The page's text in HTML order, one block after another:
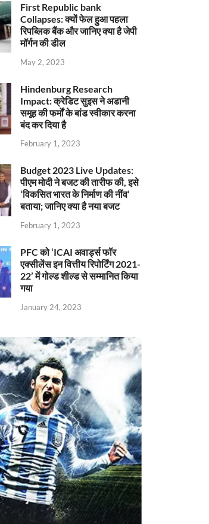
First Republic bank
Collapses: क्यों फेल हुआ पहला
रिपब्लिक बैंक और जानिए क्या है जेपी
मॉर्गन की डील
May 2, 2023
Hindenburg Research
Impact: क्रेडिट सुइस ने अडानी
समूह की फर्मों के बांड स्वीकार करना
बंद कर दिया है
February 1, 2023
Budget 2023 Live Updates:
पीएम मोदी ने बजट की तारीफ की, इसे
‘विकसित भारत के निर्माण की नींव’
बताया; जानिए क्या है नया बजट
February 1, 2023
PFC को ‘ICAI अवार्ड्स फॉर
एक्सीलेंस इन वित्तीय रिपोर्टिंग 2021-
22’ में गोल्ड शील्ड से सम्मानित किया
गया
January 24, 2023